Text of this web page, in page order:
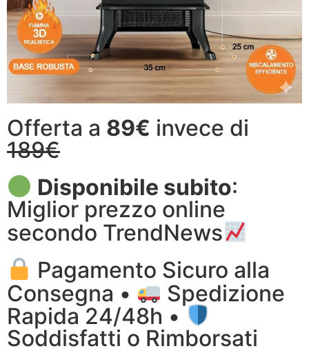
Offerta a 89€ invece di
189€
Disponibile subito:
Miglior prezzo online
secondo TrendNews
Pagamento Sicuro alla
Consegna •
Spedizione
Rapida 24/48h •
Soddisfatti o Rimborsati